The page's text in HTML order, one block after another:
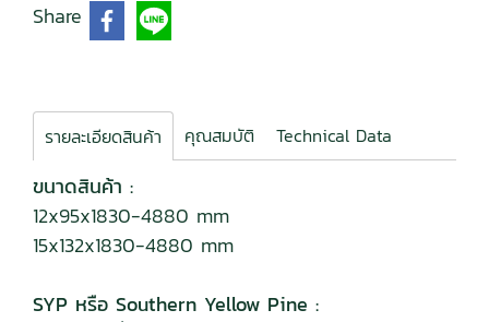
Share
รายละเอียดสินค้า คุณสมบัติ Technical Data
ขนาดสินค้า :
12x95x1830-4880 mm
15x132x1830-4880 mm
SYP หรือ Southern Yellow Pine :